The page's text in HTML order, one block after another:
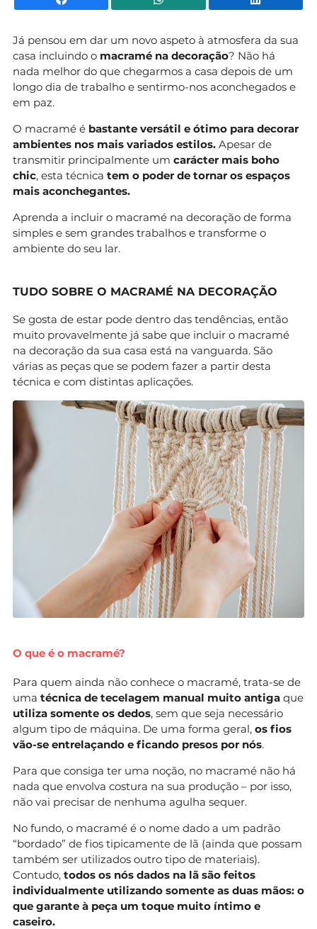
Já pensou em dar um novo aspeto à atmosfera da sua
casa incluindo o macramé na decoração? Não há
nada melhor do que chegarmos a casa depois de um
longo dia de trabalho e sentirmo-nos aconchegados e
em paz.
O macramé é bastante versátil e ótimo para decorar
ambientes nos mais variados estilos. Apesar de
transmitir principalmente um carácter mais boho
chic, esta técnica tem o poder de tornar os espaços
mais aconchegantes.
Aprenda a incluir o macramé na decoração de forma
simples e sem grandes trabalhos e transforme o
ambiente do seu lar.
TUDO SOBRE O MACRAMÉ NA DECORAÇÃO
Se gosta de estar pode dentro das tendências, então
muito provavelmente já sabe que incluir o macramé
na decoração da sua casa está na vanguarda. São
várias as peças que se podem fazer a partir desta
técnica e com distintas aplicações.
O que é o macramé?
Para quem ainda não conhece o macramé, trata-se de
uma técnica de tecelagem manual muito antiga que
utiliza somente os dedos, sem que seja necessário
algum tipo de máquina. De uma forma geral, os fios
vão-se entrelaçando e ficando presos por nós.
Para que consiga ter uma noção, no macramé não há
nada que envolva costura na sua produção – por isso,
não vai precisar de nenhuma agulha sequer.
No fundo, o macramé é o nome dado a um padrão
“bordado” de fios tipicamente de lã (ainda que possam
também ser utilizados outro tipo de materiais).
Contudo, todos os nós dados na lã são feitos
individualmente utilizando somente as duas mãos: o
que garante à peça um toque muito íntimo e
caseiro.